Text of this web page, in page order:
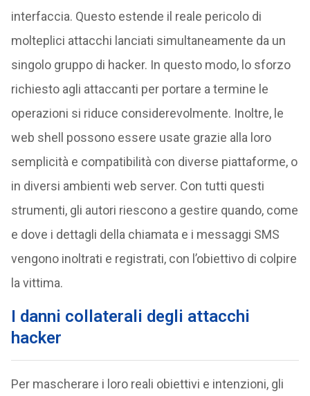
interfaccia. Questo estende il reale pericolo di
molteplici attacchi lanciati simultaneamente da un
singolo gruppo di hacker. In questo modo, lo sforzo
richiesto agli attaccanti per portare a termine le
operazioni si riduce considerevolmente. Inoltre, le
web shell possono essere usate grazie alla loro
semplicità e compatibilità con diverse piattaforme, o
in diversi ambienti web server. Con tutti questi
strumenti, gli autori riescono a gestire quando, come
e dove i dettagli della chiamata e i messaggi SMS
vengono inoltrati e registrati, con l’obiettivo di colpire
la vittima.
I danni collaterali degli attacchi
hacker
Per mascherare i loro reali obiettivi e intenzioni, gli